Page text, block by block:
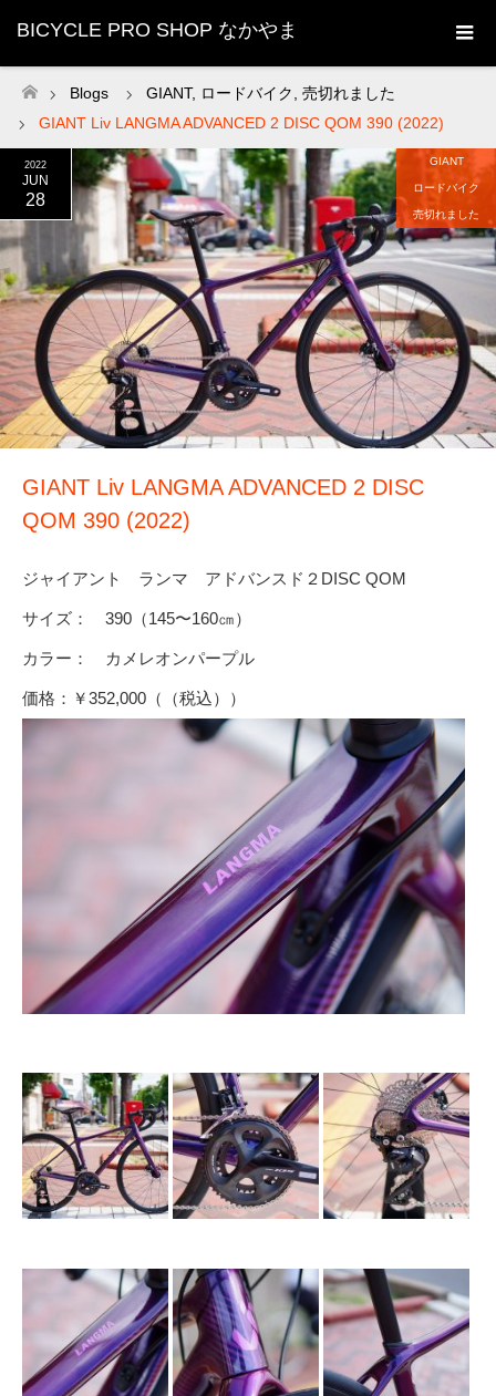
BICYCLE PRO SHOP なかやま
ホーム
Blogs GIANT, ロードバイク
売切れました
GIANT Liv LANGMA ADVANCED 2 DISC QOM 390 (2022)
2022
JUN
28
GIANT
ロードバイク
売切れました
GIANT Liv LANGMA ADVANCED 2 DISC
QOM 390 (2022)
ジャイアント ランマ アドバンスド２DISC QOM
サイズ： 390（145〜160㎝）
カラー： カメレオンパープル
価格：￥352,000（（税込））